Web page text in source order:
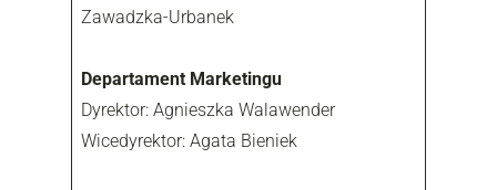
Zawadzka-Urbanek
Departament Marketingu
Dyrektor: Agnieszka Walawender
Wicedyrektor: Agata Bieniek